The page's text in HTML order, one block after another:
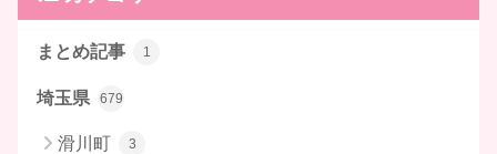
まとめ記事 1
埼玉県 679
滑川町 3